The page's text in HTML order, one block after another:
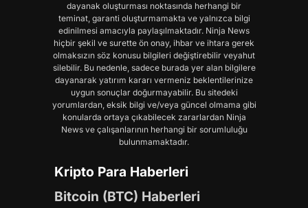
dayanak oluşturması noktasında herhangi bir
teminat, garanti oluşturmamakta ve yalnızca bilgi
edinilmesi amacıyla paylaşılmaktadır. Ninja News
hiçbir şekil ve surette ön onay, ihbar ve ihtara gerek
olmaksızın söz konusu bilgileri değiştirebilir veyahut
silebilir. Bu nedenle, sadece burada yer alan bilgilere
dayanarak yatırım kararı vermeniz beklentilerinize
uygun sonuçlar doğurmayabilir. Bu sitedeki
yorumlardan, eksik bilgi ve/veya güncel olmama gibi
konularda ortaya çıkabilecek zararlardan Ninja
News ve çalışanlarının herhangi bir sorumluluğu
bulunmamaktadır.
Kripto Para Haberleri
Bitcoin (BTC) Haberleri